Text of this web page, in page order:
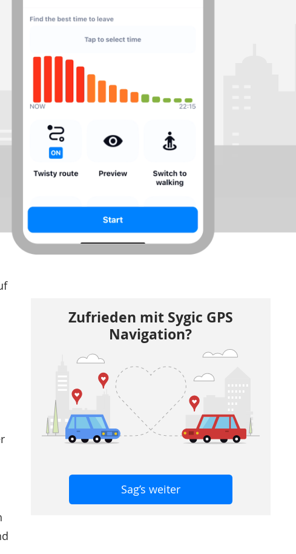
Zufrieden mit Sygic GPS
Navigation?
Sag’s weiter